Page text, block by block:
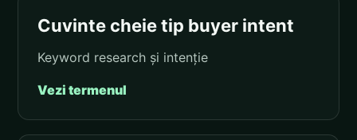
Cuvinte cheie tip buyer intent
Keyword research și intenție
Vezi termenul